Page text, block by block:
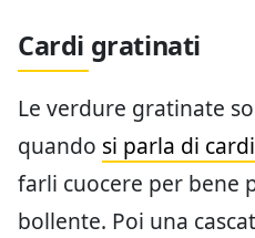
Cardi gratinati
Le verdure gratinate
quando si parla di cardi
farli cuocere per bene
bollente. Poi una